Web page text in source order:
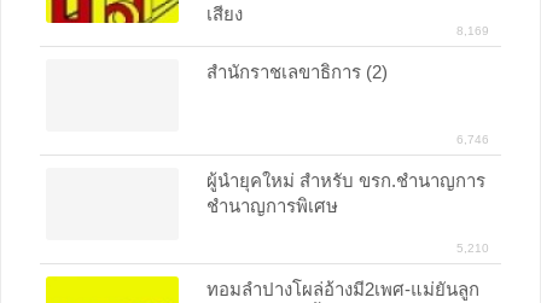
เสียง
8,169
สำนักราชเลขาธิการ (2)
6,746
ผู้นำยุคใหม่ สำหรับ ขรก.ชำนาญการ
ชำนาญการพิเศษ
5,210
ทอมลำปางโผล่อ้างมี2เพศ-แม่ยันลูก